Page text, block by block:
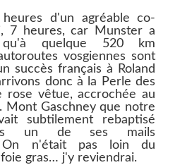
d'un agréable co-
7 heures, car Munster a
quelque 520 km
vosgiennes sont
succès français à Roland
donc à la Perle des
rose vêtue, accrochée au
Mont Gaschney que notre
subtilement rebaptisé
un de ses mails
On n'était pas loin du
gras… j'y reviendrai.